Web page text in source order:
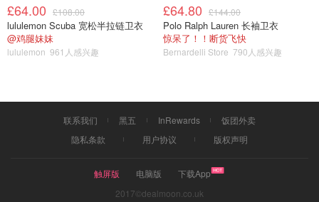
⑴先把2个鸡蛋打在碗里，加一勺食盐，再用筷子搅拌均
⑵然后1:1.5的比例加入温开水，温开水蒸出来没有气泡。
£64.00 £108.00
lululemon Scuba 宽松半拉链卫衣
@鸡腿妹妹
lululemon 961人感兴趣
£64.80 £144.00
Polo Ralph Lauren 长袖卫衣
惊呆了！！断货飞快
Bernardelli Store 790人感兴趣
联系我们 黑五 InRewards
饭团外卖
隐私条款
用户协议 版权声明
触屏版 电脑版
下载App
2017©dealmoon.co.uk